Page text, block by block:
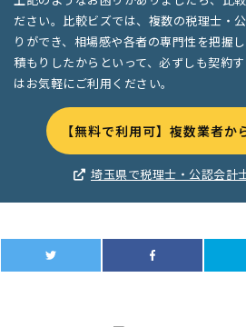
ださい。比較ビズでは、複数の税理士・
りができ、相場感や各者の専門性を把握
積もりしたからといって、必ずしも契約
はお気軽にご利用ください。
【無料で利用可】複数業者か
埼玉県で税理士・公認会計